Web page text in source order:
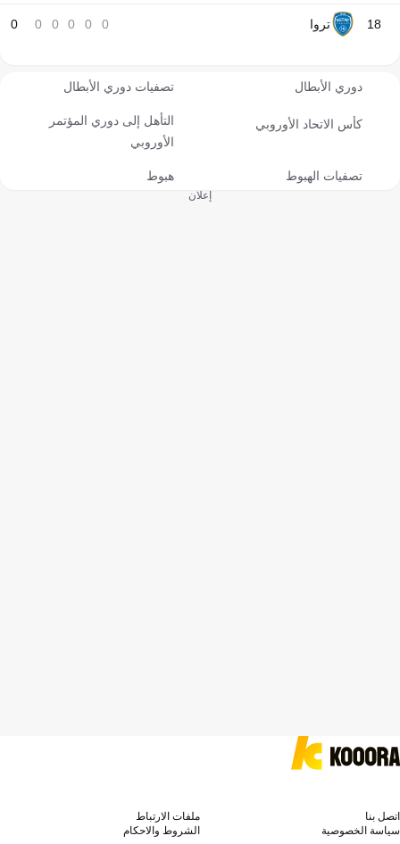
18 تروا 0
0
0
0
0
0
دوري الأبطال تصفيات دوري الأبطال
كأس الاتحاد الأوروبي
التأهل إلى دوري المؤتمر
الأوروبي
تصفيات الهبوط هبوط
إعلان
اتصل بنا
ملفات الارتباط
سياسة الخصوصية
الشروط والاحكام